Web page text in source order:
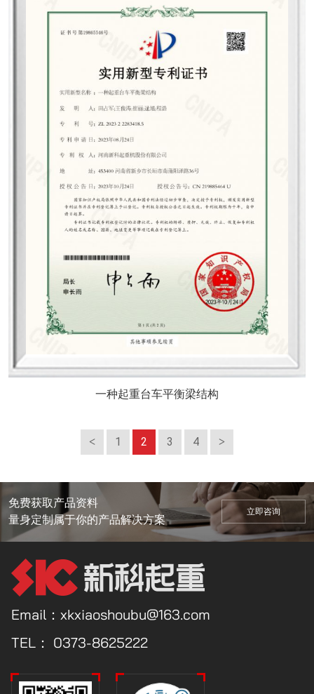
一种起重台车平衡梁结构
1 2 3 4
免费获取产品资料
量身定制属于你的产品解决方案
立即咨询
Email：xkxiaoshoubu@163.com
TEL： 0373-8625222